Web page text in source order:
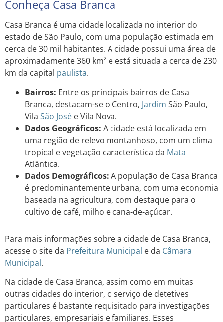
Conheça Casa Branca
Casa Branca é uma cidade localizada no interior do
estado de São Paulo, com uma população estimada em
cerca de 30 mil habitantes. A cidade possui uma área de
aproximadamente 360 km² e está situada a cerca de 230
km da capital paulista.
Bairros: Entre os principais bairros de Casa
Branca, destacam-se o Centro, Jardim São Paulo,
Vila São José e Vila Nova.
Dados Geográficos: A cidade está localizada em
uma região de relevo montanhoso, com um clima
tropical e vegetação característica da Mata
Atlântica.
Dados Demográficos: A população de Casa Branca
é predominantemente urbana, com uma economia
baseada na agricultura, com destaque para o
cultivo de café, milho e cana-de-açúcar.
Para mais informações sobre a cidade de Casa Branca,
acesse o site da Prefeitura Municipal e da Câmara
Municipal.
Na cidade de Casa Branca, assim como em muitas
outras cidades do interior, o serviço de detetives
particulares é bastante requisitado para investigações
particulares, empresariais e familiares. Esses